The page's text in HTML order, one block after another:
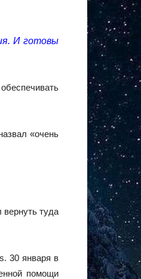
И готовы
«очень
туда
30 января в
помощи